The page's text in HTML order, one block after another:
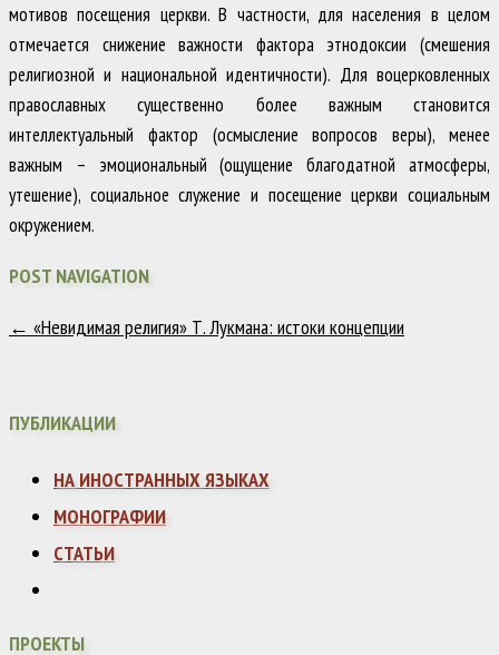
мотивов посещения церкви. В частности, для населения в целом
отмечается снижение важности фактора этнодоксии (смешения
религиозной и национальной идентичности). Для воцерковленных
православных существенно более важным становится
интеллектуальный фактор (осмысление вопросов веры), менее
важным – эмоциональный (ощущение благодатной атмосферы,
утешение), социальное служение и посещение церкви социальным
окружением.
POST NAVIGATION
← «Невидимая религия» Т. Лукмана: истоки концепции
ПУБЛИКАЦИИ
НА ИНОСТРАННЫХ ЯЗЫКАХ
МОНОГРАФИИ
СТАТЬИ
ПРОЕКТЫ